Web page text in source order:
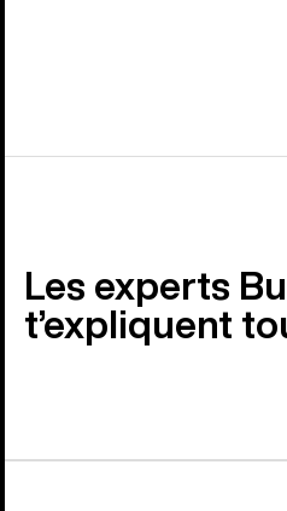
Les experts
t’expliquent